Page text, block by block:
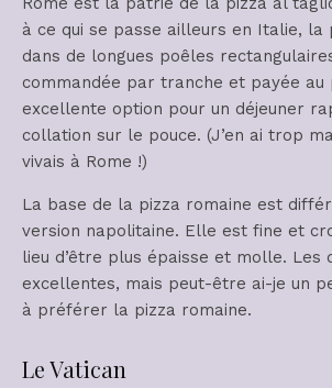
à ce qui se passe ailleurs en Italie, la
dans de longues poêles
commandée par tranche et payée au
excellente option pour un déjeuner
collation sur le pouce. (J’en ai trop
vivais à Rome !)
La base de la pizza romaine est
version napolitaine. Elle est fine et
lieu d’être plus épaisse et molle. Les
excellentes, mais peut-être ai-je un
à préférer la pizza romaine.
Le Vatican